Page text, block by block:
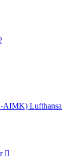
AIMK) Lufthansa